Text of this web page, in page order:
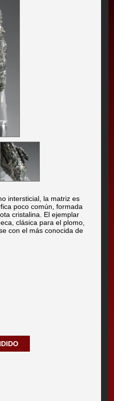
intersticial, la matriz es
poco común, formada
cristalina. El ejemplar
clásica para el plomo,
con el más conocida de